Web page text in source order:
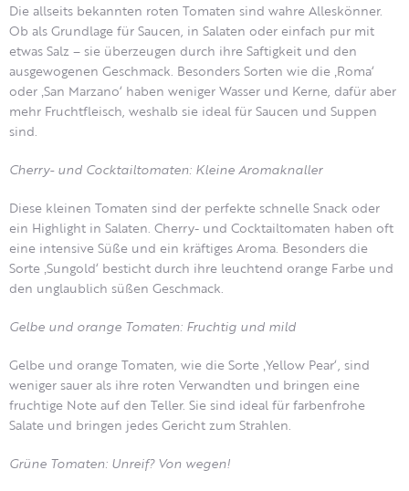
Die allseits bekannten roten Tomaten sind wahre Alleskönner.
Ob als Grundlage für Saucen, in Salaten oder einfach pur mit
etwas Salz – sie überzeugen durch ihre Saftigkeit und den
ausgewogenen Geschmack. Besonders Sorten wie die ‚Roma‘
oder ‚San Marzano‘ haben weniger Wasser und Kerne, dafür aber
mehr Fruchtfleisch, weshalb sie ideal für Saucen und Suppen
sind.
Cherry- und Cocktailtomaten: Kleine Aromaknaller
Diese kleinen Tomaten sind der perfekte schnelle Snack oder
ein Highlight in Salaten. Cherry- und Cocktailtomaten haben oft
eine intensive Süße und ein kräftiges Aroma. Besonders die
Sorte ‚Sungold‘ besticht durch ihre leuchtend orange Farbe und
den unglaublich süßen Geschmack.
Gelbe und orange Tomaten: Fruchtig und mild
Gelbe und orange Tomaten, wie die Sorte ‚Yellow Pear‘, sind
weniger sauer als ihre roten Verwandten und bringen eine
fruchtige Note auf den Teller. Sie sind ideal für farbenfrohe
Salate und bringen jedes Gericht zum Strahlen.
Grüne Tomaten: Unreif? Von wegen!